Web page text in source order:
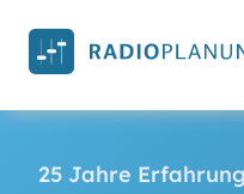
Inhalt
springen
25 Jahre